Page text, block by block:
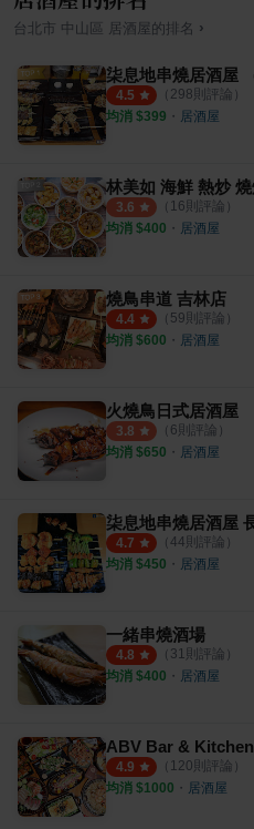
台北市 中山區 居酒屋 的排名 ›
柒息地串燒居酒屋
4.5 （ 298則評論）
均消 $399 ・ 居酒屋
林美如 海鮮 熱炒
3.6 （ 16則評論）
均消 $400 ・ 居酒屋
燒鳥串道 吉林店
4.4 （ 59則評論）
均消 $600 ・ 居酒屋
火燒鳥日式居酒屋
3.8 （ 6則評論）
均消 $650 ・ 居酒屋
柒息地串燒居酒屋
4.7 （ 44則評論）
均消 $450 ・ 居酒屋
一緒串燒酒場
4.8 （ 31則評論）
均消 $400 ・ 居酒屋
ABV Bar &
4.9 （ 120則評論）
均消 $1000 ・ 居酒屋